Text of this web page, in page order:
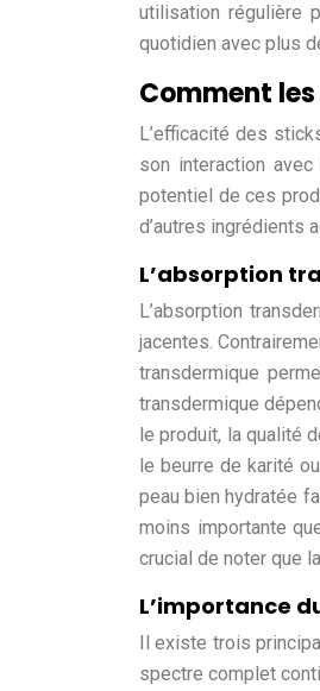
utilisation régulière
quotidien avec plus
Comment
L’efficacité des
son interaction
potentiel de ces
d’autres ingrédients
L’absorption
L’absorption
jacentes.
transdermique
transdermique
le produit, la qualité
le beurre de karité
peau bien hydratée
moins importante
crucial de noter que
L’importance
Il existe trois
spectre complet